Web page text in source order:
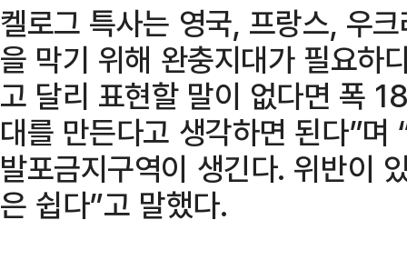
켈로그 특사는 영국, 프랑스, 우
을 막기 위해 완충지대가 필요하
고 달리 표현할 말이 없다면 폭
대를 만든다고 생각하면 된다”
발포금지구역이 생긴다. 위반이
은 쉽다”고 말했다.